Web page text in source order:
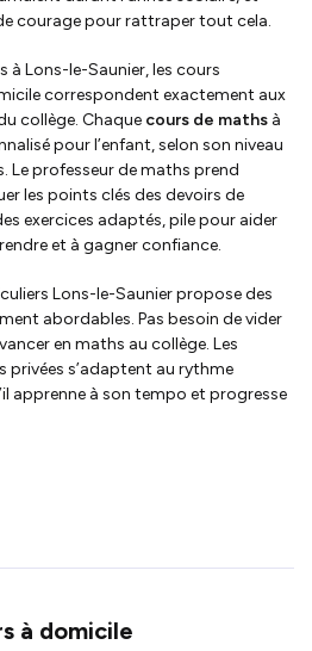
courage pour rattraper tout cela.
à Lons-le-Saunier, les cours
correspondent exactement aux
collège. Chaque cours de maths à
pour l’enfant, selon son niveau
Le professeur de maths prend
les points clés des devoirs de
exercices adaptés, pile pour aider
et à gagner confiance.
Lons-le-Saunier propose des
abordables. Pas besoin de vider
en maths au collège. Les
privées s’adaptent au rythme
apprenne à son tempo et progresse
à domicile